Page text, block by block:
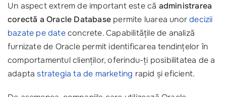
Un aspect extrem de important este că administrarea
corectă a Oracle Database permite luarea unordecizii
bazate pe dateconcrete. Capabilitățile de analiză
furnizate de Oracle permit identificarea tendințelor în
comportamentul clienților, oferindu-ți posibilitatea de a
adaptastrategia ta de marketing rapid și eficient.